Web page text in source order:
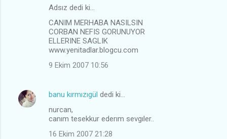
a
Adsız dedi ki…
CANIM MERHABA NASILSIN
CORBAN NEFIS GORUNUYOR
ELLERINE SAGLIK
www.yenitadlar.blogcu.com
9 Ekim 2007 10:56
banu kırmızıgül dedi ki…
nurcan,
canım tesekkur ederım sevgıler..
16 Ekim 2007 21:28